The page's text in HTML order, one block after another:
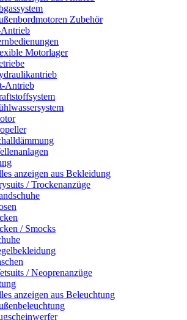
Zubehör
Motorlager
Antrieb
anzeigen aus Bekleidung
/ Trockenanzüge
/ Smocks
/ Neoprenanzüge
anzeigen aus Beleuchtung